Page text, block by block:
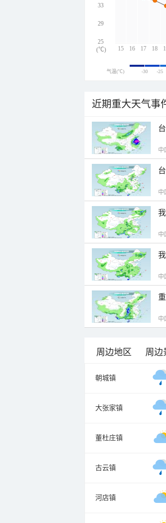
15 16 17 18
33
29
25
(℃)
气温(℃) -30 -25
近期重大天气事
中
中
中
中
中
周边地区 周边
朝城镇
大张家镇
董杜庄镇
古云镇
河店镇